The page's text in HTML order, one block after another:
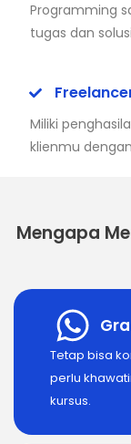
Programming
tugas dan
Miliki
klienmu
Mengapa
Tetap bisa
perlu
kursus.